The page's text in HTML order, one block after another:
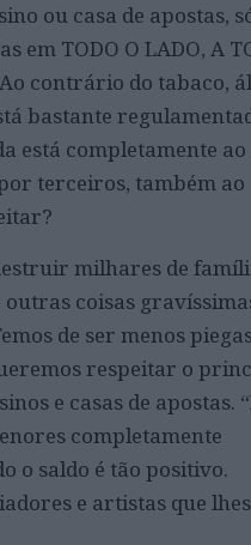
ou casa de apostas,
TODO O LADO, A
Ao contrário do tabaco,
bastante
está completamente ao
terceiros, também ao
milhares de
coisas
de ser menos
respeitar o
e casas de apostas.
completamente
o saldo é tão positivo.
e artistas que